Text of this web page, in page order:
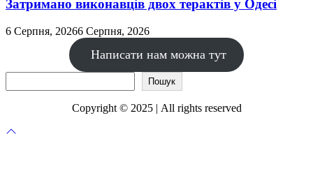
Затримано виконавців двох терактів у Одесі
6 Серпня, 20266 Серпня, 2026
Написати нам можна тут
Пошук
Copyright © 2025 | All rights reserved
Прокрутка